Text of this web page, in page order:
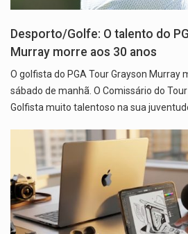
Desporto/Golfe: O talento do
Murray morre aos 30 anos
O golfista do PGA Tour Grayson Murray
sábado de manhã. O Comissário do
Golfista muito talentoso na sua